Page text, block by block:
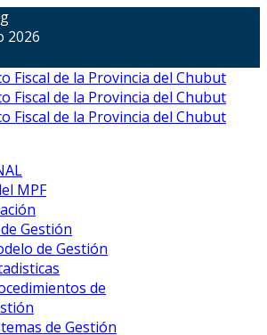
2026
MPF
Gestión
de Gestión
de
de Gestión